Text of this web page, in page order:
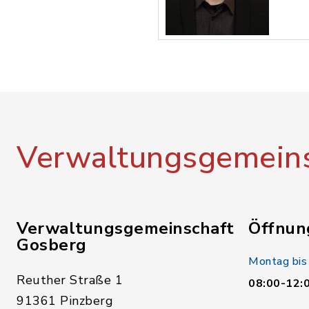
Verwaltungsgemeinschaft
Gosberg
Reuther Straße 1
91361 Pinzberg
Montag
08:00-